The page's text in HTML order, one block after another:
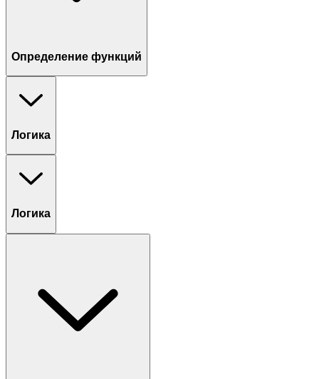
Определение функций
Логика
Логика